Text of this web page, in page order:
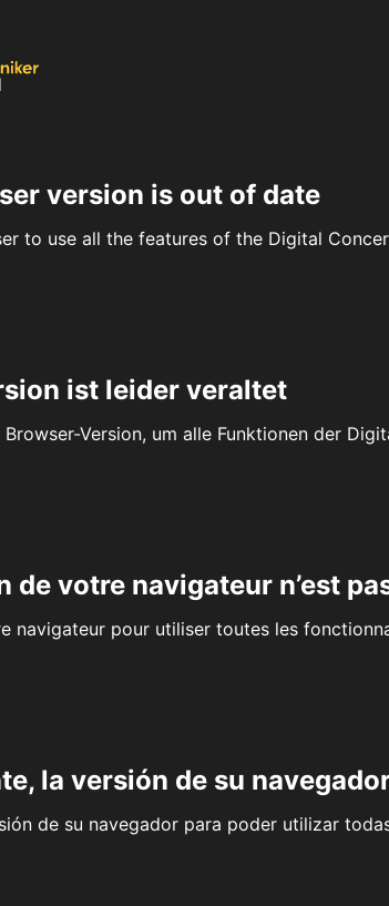
version is out of date
to use all the features of the Digital
ist leider veraltet
Version, um alle Funktionen der
de votre navigateur n’est
navigateur pour utiliser toutes les
la versión de su
de su navegador para poder utilizar